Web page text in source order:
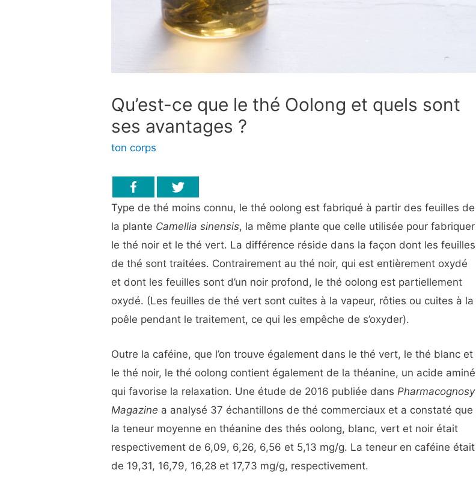
Qu’est-ce que le thé Oolong et quels sont
ses avantages ?
ton corps
Type de thé moins connu, le thé oolong est fabriqué à partir des feuilles de
la plante Camellia sinensis, la même plante que celle utilisée pour fabriquer
le thé noir et le thé vert. La différence réside dans la façon dont les feuilles
de thé sont traitées. Contrairement au thé noir, qui est entièrement oxydé
et dont les feuilles sont d’un noir profond, le thé oolong est partiellement
oxydé. (Les feuilles de thé vert sont cuites à la vapeur, rôties ou cuites à la
poêle pendant le traitement, ce qui les empêche de s’oxyder).
Outre la caféine, que l’on trouve également dans le thé vert, le thé blanc et
le thé noir, le thé oolong contient également de la théanine, un acide aminé
qui favorise la relaxation. Une étude de 2016 publiée dans Pharmacognosy
Magazine a analysé 37 échantillons de thé commerciaux et a constaté que
la teneur moyenne en théanine des thés oolong, blanc, vert et noir était
respectivement de 6,09, 6,26, 6,56 et 5,13 mg/g. La teneur en caféine était
de 19,31, 16,79, 16,28 et 17,73 mg/g, respectivement.